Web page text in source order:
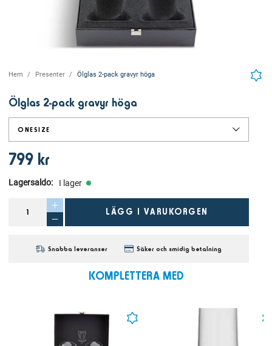
Hem Presenter Ölglas 2-pack gravyr höga
Ölglas 2-pack gravyr höga
ONESIZE
799 kr
Lagersaldo: I lager
LÄGG I VARUKORGEN
Snabba leveranser Säker och smidig betalning
KOMPLETTERA MED